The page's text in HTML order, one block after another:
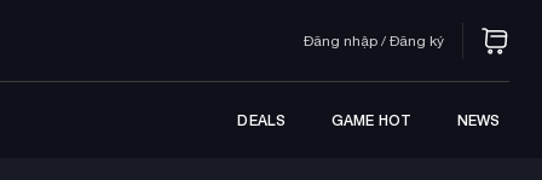
Đăng nhập / Đăng ký
DEALS GAME HOT NEWS